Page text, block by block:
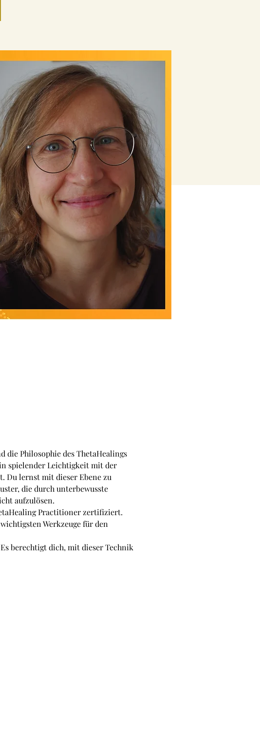
die Philosophie des ThetaHealings
spielender Leichtigkeit mit der
Du lernst mit dieser Ebene zu
die durch unterbewusste
aufzulösen.
Practitioner zertifiziert.
Werkzeuge für den
berechtigt dich, mit dieser Technik